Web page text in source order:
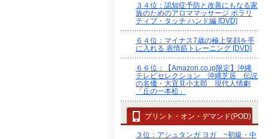
３４位：認知症予防と改善にもなる家
族のためのアロママッサージ ポラリ
ティブ・タッチ ハンド編 [DVD]
６４位：マイナス7歳の極上笑顔を手
に入れる 表情筋トレーニング [DVD]
６６位：【Amazon.co.jp限定】沖縄
テレビセレクション 沖縄芝居 伝説
の名優・大宜見小太郎 現代人情劇
「丘の一本松」
プリント・オン・デマンド(POD)
３位：アシュタンガ ヨガ ~初級・中